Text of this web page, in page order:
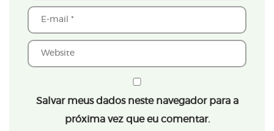
Salvar meus dados neste navegador para a
próxima vez que eu comentar.